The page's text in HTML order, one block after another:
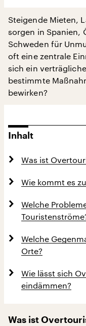
Steigende Mieten,
sorgen in Spanien,
Schweden für
oft eine zentrale
sich ein
bestimmte
bewirken?
Inhalt
Was ist
Wie kommt es
Welche
Welche
Orte?
Wie lässt sich
eindämmen?
Was ist